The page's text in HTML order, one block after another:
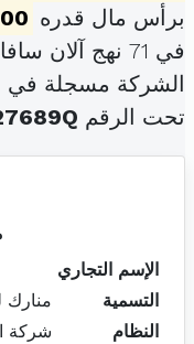
برأس مال قدره
في 71 نهج آلان سافاري ب 42 حي الخضراء (
الشركة مسجلة
تحت الرقم
الإسم التجاري
التسمية
منارك
النظام
شركة